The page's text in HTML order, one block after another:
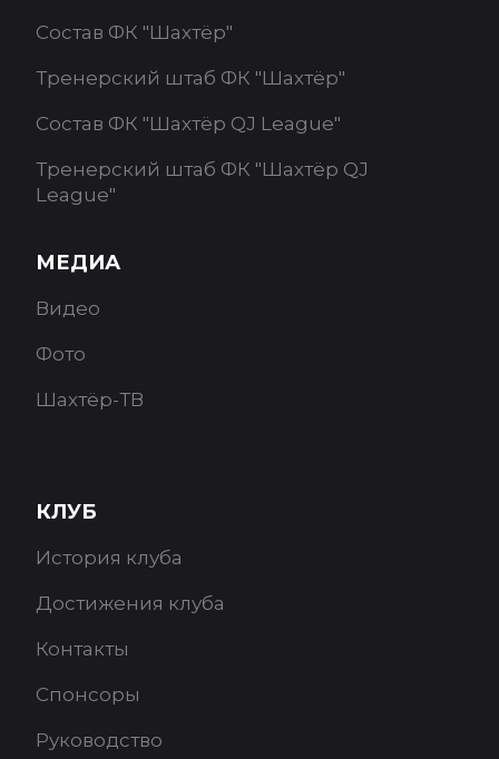
Состав ФК "Шахтёр"
Тренерский штаб ФК "Шахтёр"
Состав ФК "Шахтёр QJ League"
Тренерский штаб ФК "Шахтёр QJ
League"
МЕДИА
Видео
Фото
Шахтёр-ТВ
КЛУБ
История клуба
Достижения клуба
Контакты
Спонсоры
Руководство